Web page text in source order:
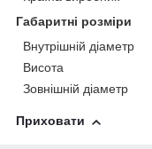
Габаритні розміри
Внутрішній діаметр
Висота
Зовнішній діаметр
Приховати